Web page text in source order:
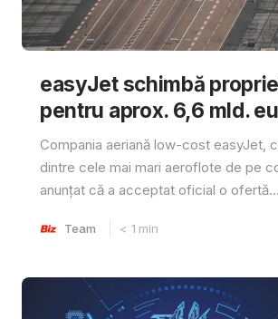
easyJet schimbă
pentru aprox. 6,6 mld.
Compania aeriană low-cost easyJet,
dintre cele mai mari aeroflote de pe
anunțat că a acceptat oficial o ofertă...
Team < 1 min